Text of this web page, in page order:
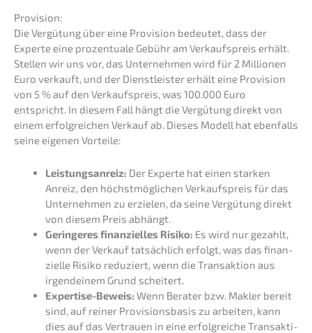
Provi­si­on:
Die Vergü­tung über eine Provi­si­on bedeu­tet, dass der
Exper­te eine prozen­tua­le Gebühr am Verkaufs­preis erhält.
Stellen wir uns vor, das Unter­neh­men wird für 2 Millio­nen
Euro verkauft, und der Dienst­leis­ter erhält eine Provi­si­on
von 5 % auf den Verkaufs­preis, was 100.000 Euro
entspricht. In diesem Fall hängt die Vergü­tung direkt von
einem erfolg­rei­chen Verkauf ab. Dieses Modell hat ebenfalls
seine eigenen Vorteile:
Leistungs­an­reiz: Der Exper­te hat einen starken
Anreiz, den höchst­mög­li­chen Verkaufs­preis für das
Unter­neh­men zu erzie­len, da seine Vergü­tung direkt
von diesem Preis abhängt.
Gerin­ge­res finan­zi­el­les Risiko: Es wird nur gezahlt,
wenn der Verkauf tatsäch­lich erfolgt, was das finan­
zi­el­le Risiko reduziert, wenn die Trans­ak­ti­on aus
irgend­ei­nem Grund scheitert.
Exper­ti­se-Beweis: Wenn Berater bzw. Makler bereit
sind, auf reiner Provi­si­ons­ba­sis zu arbei­ten, kann
dies auf das Vertrau­en in eine erfolg­rei­che Trans­ak­ti­